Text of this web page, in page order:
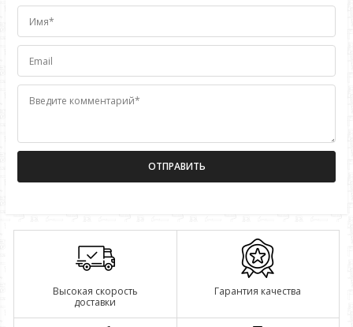
Имя*
Email
Введите комментарий*
Высокая скорость
доставки
Гарантия качества